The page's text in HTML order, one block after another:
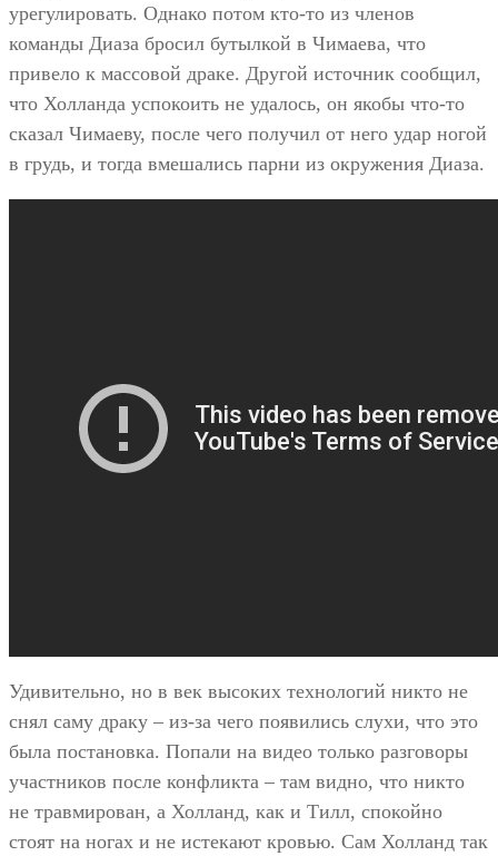
урегулировать. Однако потом кто-то из членов
команды Диаза бросил бутылкой в Чимаева, что
привело к массовой драке. Другой источник сообщил,
что Холланда успокоить не удалось, он якобы что-то
сказал Чимаеву, после чего получил от него удар ногой
в грудь, и тогда вмешались парни из окружения Диаза.
Удивительно, но в век высоких технологий никто не
снял саму драку – из-за чего появились слухи, что это
была постановка. Попали на видео только разговоры
участников после конфликта – там видно, что никто
не травмирован, а Холланд, как и Тилл, спокойно
стоят на ногах и не истекают кровью. Сам Холланд так